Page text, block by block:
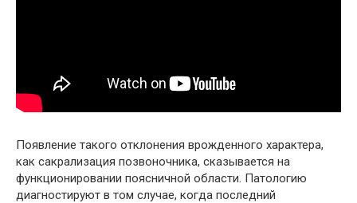
Появление такого отклонения врожденного характера,
как сакрализация позвоночника, сказывается на
функционировании поясничной области. Патологию
диагностируют в том случае, когда последний